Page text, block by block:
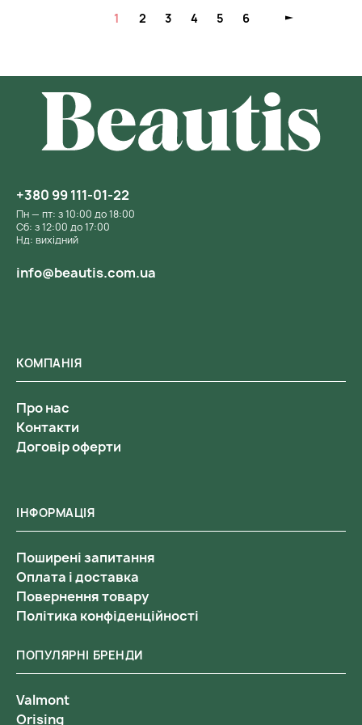
1 2 3 4 5 6
ІНФОРМАЦІЯ
Поширені запитання
Оплата і доставка
Повернення товару
Політика конфіденційності
КОМПАНІЯ
Про нас
Контакти
Договір оферти
ПОПУЛЯРНІ БРЕНДИ
Valmont
Orising
+380 99 111-01-22
Пн — пт: з 10:00 до 18:00
Сб: з 12:00 до 17:00
Нд: вихідний
info@beautis.com.ua